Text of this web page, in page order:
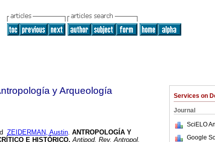
Services on
Journal
SciELO
Google
y Arqueología
ZEIDERMAN, Austin. ANTROPOLOGÍA Y
E HISTÓRICO. Antipod. Rev. Antropol.